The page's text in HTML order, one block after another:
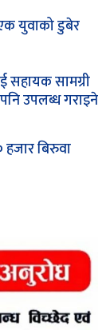
युवाको डुबेर
सहायक सामग्री
उपलब्ध गराइने
बिरुवा